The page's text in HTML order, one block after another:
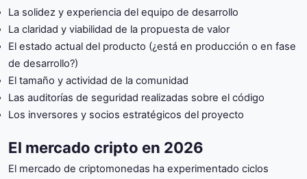
La solidez y experiencia del equipo de desarrollo
La claridad y viabilidad de la propuesta de valor
El estado actual del producto (¿está en producción o en fase
de desarrollo?)
El tamaño y actividad de la comunidad
Las auditorías de seguridad realizadas sobre el código
Los inversores y socios estratégicos del proyecto
El mercado cripto en 2026
El mercado de criptomonedas ha experimentado ciclos